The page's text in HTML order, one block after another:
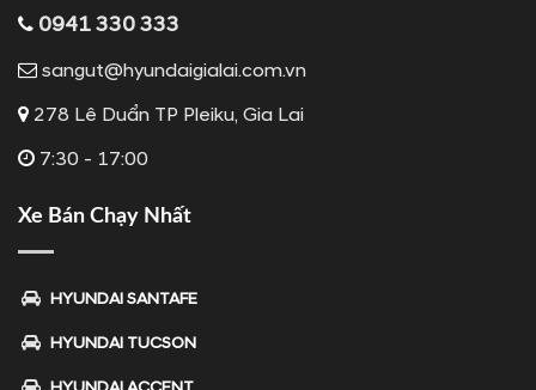
0941 330 333
sangut@hyundaigialai.com.vn
278 Lê Duẩn TP Pleiku, Gia Lai
7:30 - 17:00
Xe Bán Chạy Nhất
HYUNDAI SANTAFE
HYUNDAI TUCSON